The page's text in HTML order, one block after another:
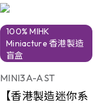
100% MIHK
Miniacture 香港製造
盲盒
MINI3A-AST
【香港製造迷你系